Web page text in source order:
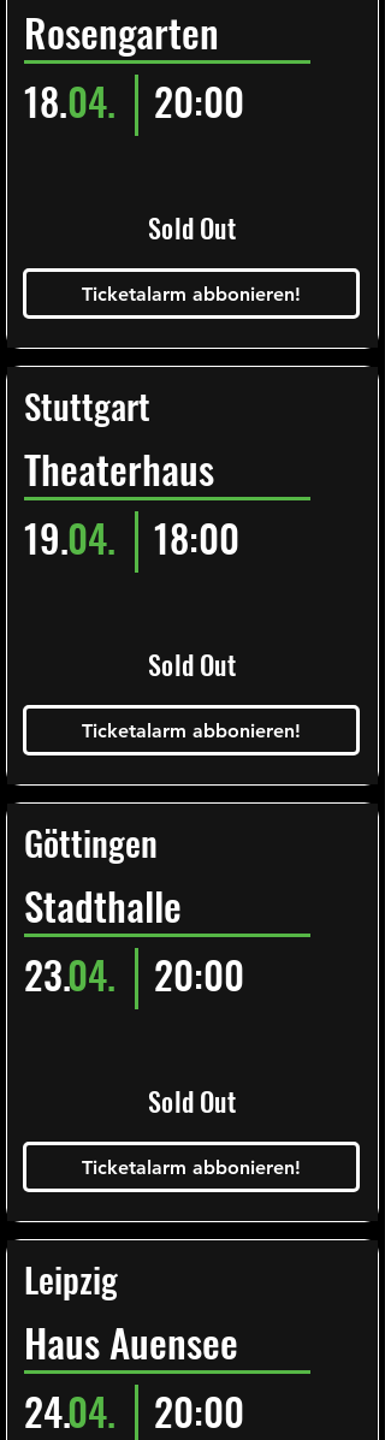
Rosengarten
18.04. 20:00
Sold Out
Ticketalarm abbonieren!
Stuttgart
Theaterhaus
19.04. 18:00
Sold Out
Ticketalarm abbonieren!
Göttingen
Stadthalle
23.04. 20:00
Sold Out
Ticketalarm abbonieren!
Leipzig
Haus Auensee
24.04. 20:00